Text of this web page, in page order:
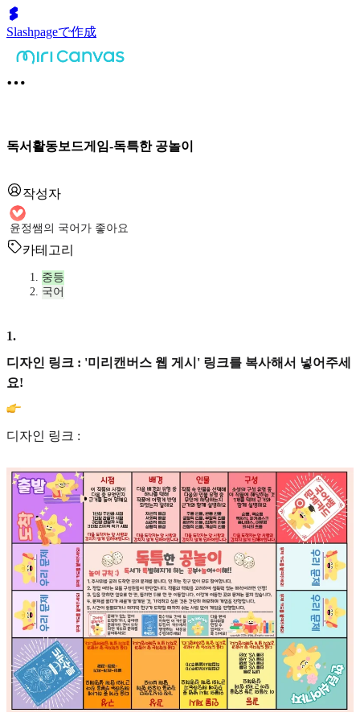
Slashpageで作成
독서활동보드게임-독특한 공놀이
작성자
윤정쌤의 국어가 좋아요
카테고리
중등
국어
1.
디자인 링크 : '미리캔버스 웹 게시' 링크를 복사해서 넣어주세
요!
디자인 링크 :